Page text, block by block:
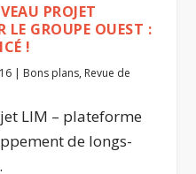
PROJET
LE GROUPE OUEST :
!
| Bons plans, Revue de
LIM – plateforme
de longs-